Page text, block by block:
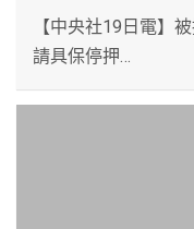
【中央社19日電】
請具保停押…